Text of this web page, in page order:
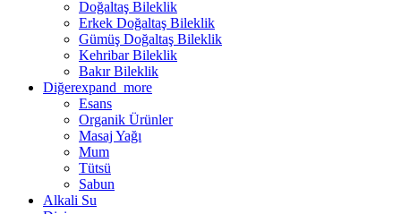
Doğaltaş Bileklik
Erkek Doğaltaş Bileklik
Gümüş Doğaltaş Bileklik
Kehribar Bileklik
Bakır Bileklik
Diğerexpand_more
Esans
Organik Ürünler
Masaj Yağı
Mum
Tütsü
Sabun
Alkali Su